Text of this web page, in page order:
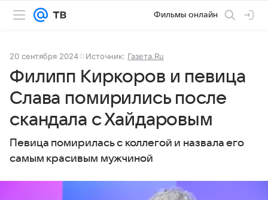
Фильмы онлайн
20 сентября 2024 Источник: Газета.Ru
Филипп Киркоров и певица
Слава помирились после
скандала с Хайдаровым
Певица помирилась с коллегой и назвала его
самым красивым мужчиной